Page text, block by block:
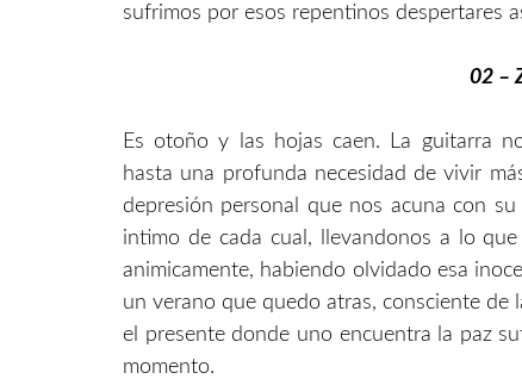
sufrimos por esos repentinos despertares
02 –
Es otoño y las hojas caen. La guitarra
hasta una profunda necesidad de vivir
depresión personal que nos acuna con
intimo de cada cual, llevandonos a lo
animicamente, habiendo olvidado esa
un verano que quedo atras, consciente de
el presente donde uno encuentra la paz
momento.